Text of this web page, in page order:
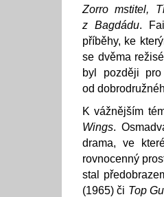
Zorro mstitel,
z Bagdádu.
příběhy, ke
se dvěma
byl později
od
K vážnějším
Wings.
drama, ve
rovnocenný
stal
(1965) či Top